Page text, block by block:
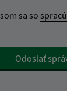
sa so
Odoslať